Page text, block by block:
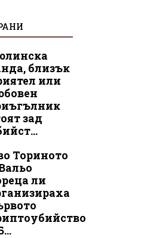
близък
или
зад
Ториното
ли